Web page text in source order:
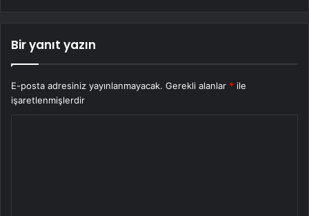
Bir yanıt yazın
E-posta adresiniz yayınlanmayacak. Gerekli alanlar * ile
işaretlenmişlerdir